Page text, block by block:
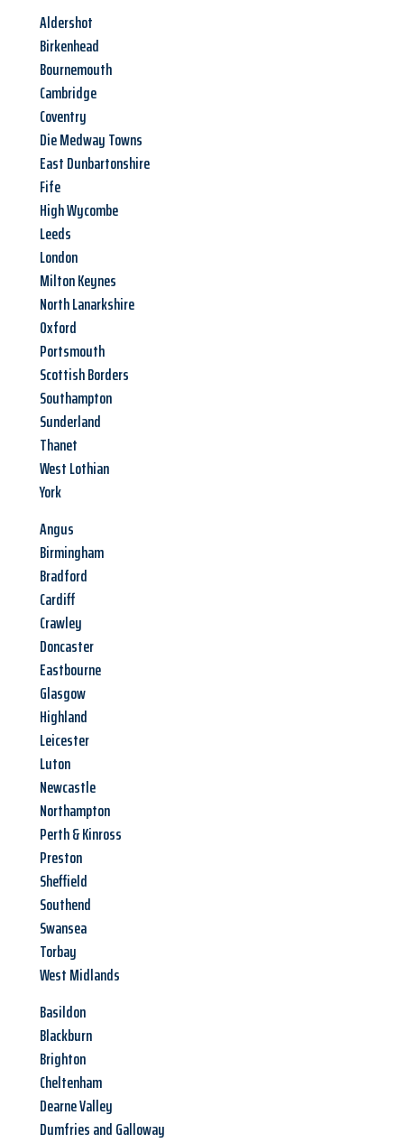
Aldershot
Birkenhead
Bournemouth
Cambridge
Coventry
Die Medway Towns
East Dunbartonshire
Fife
High Wycombe
Leeds
London
Milton Keynes
North Lanarkshire
Oxford
Portsmouth
Scottish Borders
Southampton
Sunderland
Thanet
West Lothian
York
Angus
Birmingham
Bradford
Cardiff
Crawley
Doncaster
Eastbourne
Glasgow
Highland
Leicester
Luton
Newcastle
Northampton
Perth & Kinross
Preston
Sheffield
Southend
Swansea
Torbay
West Midlands
Basildon
Blackburn
Brighton
Cheltenham
Dearne Valley
Dumfries and Galloway